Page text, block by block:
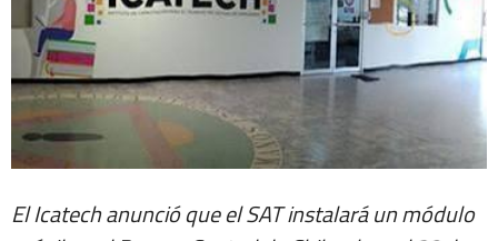
El Icatech anunció que el SAT instalará un módulo